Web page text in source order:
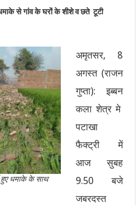
से गांव के घरों के शीशे व छते टूटी
हुए धमाके के साथ
अमृतसर, 8
अगस्त (राजन
गुप्ता): इब्बन
कला शेत्र मे
पटाखा
फैक्ट्री में
आज सुबह
9.50 बजे
जबरदस्त